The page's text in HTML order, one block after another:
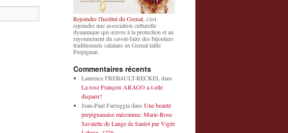
Rejoindre l'Institut du Grenat , c'est
rejoindre une association culturelle
dynamique qui œuvre à la protection et au
rayonnement du savoir-faire des bijoutiers
traditionnels catalans en Grenat taille
Perpignan.
Commentaires récents
Laurence FREBAULT-RECKELdans
La rose François ARAGO a-t-elle
disparu?
Jean-Paul Farruggiadans Une beauté
perpignanaise méconnue: Marie-Rose
Savalette de Lange de Sanlot par Vigée